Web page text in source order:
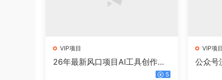
VIP项目
26年最新风口项目AI工具创作写
5
VIP项
公众号